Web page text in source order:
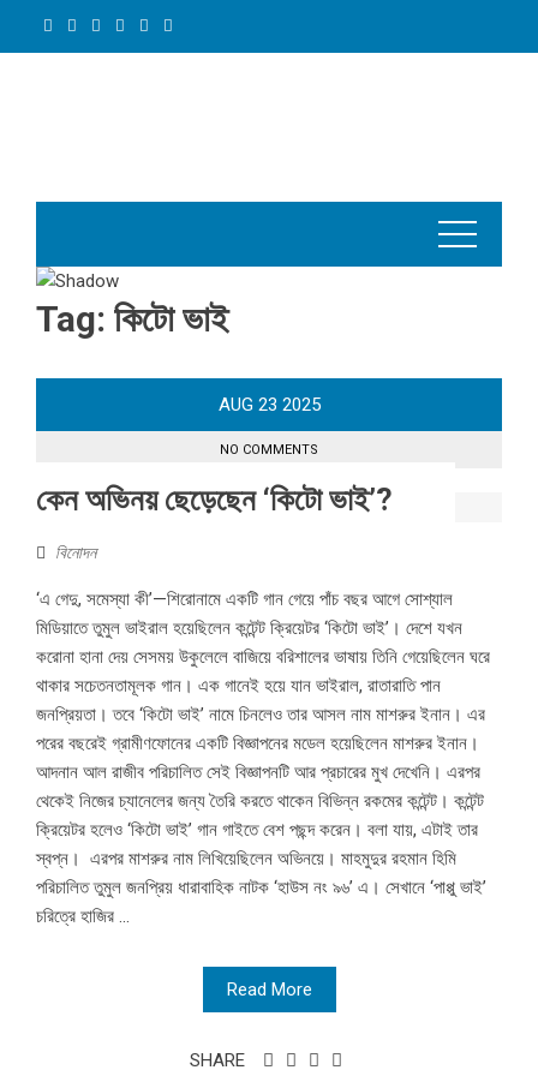
Tag: কিটো ভাই
AUG 23 2025
NO COMMENTS
কেন অভিনয় ছেড়েছেন ‘কিটো ভাই’?
বিনোদন
‘এ গেদু, সমেস্যা কী’—শিরোনামে একটি গান গেয়ে পাঁচ বছর আগে সোশ্যাল
মিডিয়াতে তুমুল ভাইরাল হয়েছিলেন কন্টেন্ট ক্রিয়েটর ‘কিটো ভাই’। দেশে যখন
করোনা হানা দেয় সেসময় উকুলেলে বাজিয়ে বরিশালের ভাষায় তিনি গেয়েছিলেন ঘরে
থাকার সচেতনতামূলক গান। এক গানেই হয়ে যান ভাইরাল, রাতারাতি পান
জনপ্রিয়তা। তবে ‘কিটো ভাই’ নামে চিনলেও তার আসল নাম মাশরুর ইনান। এর
পরের বছরেই গ্রামীণফোনের একটি বিজ্ঞাপনের মডেল হয়েছিলেন মাশরুর ইনান।
আদনান আল রাজীব পরিচালিত সেই বিজ্ঞাপনটি আর প্রচারের মুখ দেখেনি। এরপর
থেকেই নিজের চ্যানেলের জন্য তৈরি করতে থাকেন বিভিন্ন রকমের কন্টেন্ট। কন্টেন্ট
ক্রিয়েটর হলেও ‘কিটো ভাই’ গান গাইতে বেশ পছন্দ করেন। বলা যায়, এটাই তার
স্বপ্ন। এরপর মাশরুর নাম লিখিয়েছিলেন অভিনয়ে। মাহমুদুর রহমান হিমি
পরিচালিত তুমুল জনপ্রিয় ধারাবাহিক নাটক ‘হাউস নং ৯৬’ এ। সেখানে ‘পাপ্পু ভাই’
চরিত্রে হাজির ...
Read More
SHARE